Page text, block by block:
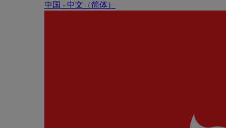
中国 - 中⽂（简体）